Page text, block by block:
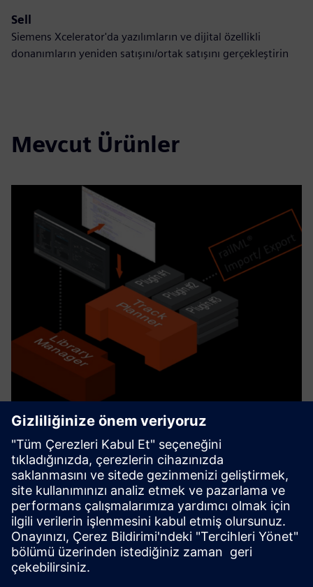
Sell
Siemens Xcelerator'da yazılımların ve dijital özellikli
donanımların yeniden satışını/ortak satışını gerçekleştirin
Mevcut Ürünler
Horizon Suite
The Horizon Software Suite provides a collection of
powerful and versatile desktop graphical tools that simplify
and boost several processes and operations within a
railway signalling system’s project life-cycle, such as layout
de...
Daha fazla bilgi edinin